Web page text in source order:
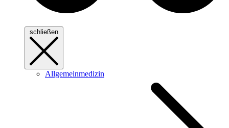
schließen
Allgemeinmedizin